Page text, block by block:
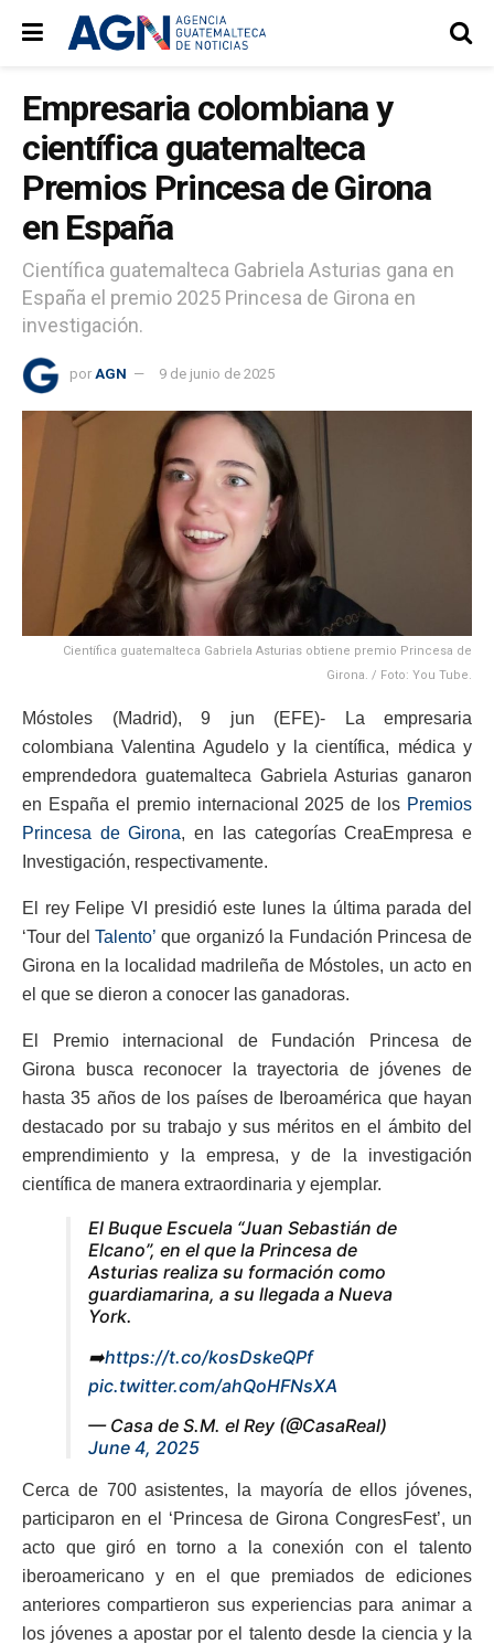
Empresaria colombiana y
científica guatemalteca
Premios Princesa de Girona
en España
Científica guatemalteca Gabriela Asturias gana en
España el premio 2025 Princesa de Girona en
investigación.
por AGN 9 de junio de 2025
Científica guatemalteca Gabriela Asturias obtiene premio Princesa de
Girona. / Foto: You Tube.
Móstoles (Madrid), 9 jun (EFE)- La empresaria
colombiana Valentina Agudelo y la científica, médica y
emprendedora guatemalteca Gabriela Asturias ganaron
en España el premio internacional 2025 de los Premios
Princesa de Girona, en las categorías CreaEmpresa e
Investigación, respectivamente.
El rey Felipe VI presidió este lunes la última parada del
‘Tour del Talento’ que organizó la Fundación Princesa de
Girona en la localidad madrileña de Móstoles, un acto en
el que se dieron a conocer las ganadoras.
El Premio internacional de Fundación Princesa de
Girona busca reconocer la trayectoria de jóvenes de
hasta 35 años de los países de Iberoamérica que hayan
destacado por su trabajo y sus méritos en el ámbito del
emprendimiento y la empresa, y de la investigación
científica de manera extraordinaria y ejemplar.
El Buque Escuela “Juan Sebastián de
Elcano”, en el que la Princesa de
Asturias realiza su formación como
guardiamarina, a su llegada a Nueva
York.
➡️https://t.co/kosDskeQPf
pic.twitter.com/ahQoHFNsXA
— Casa de S.M. el Rey (@CasaReal)
June 4, 2025
Cerca de 700 asistentes, la mayoría de ellos jóvenes,
participaron en el ‘Princesa de Girona CongresFest’, un
acto que giró en torno a la conexión con el talento
iberoamericano y en el que premiados de ediciones
anteriores compartieron sus experiencias para animar a
los jóvenes a apostar por el talento desde la ciencia y la